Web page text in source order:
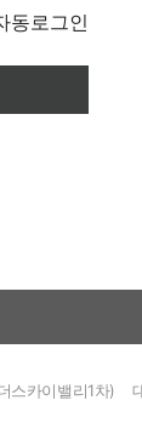
동로그인
스카이밸리1차)